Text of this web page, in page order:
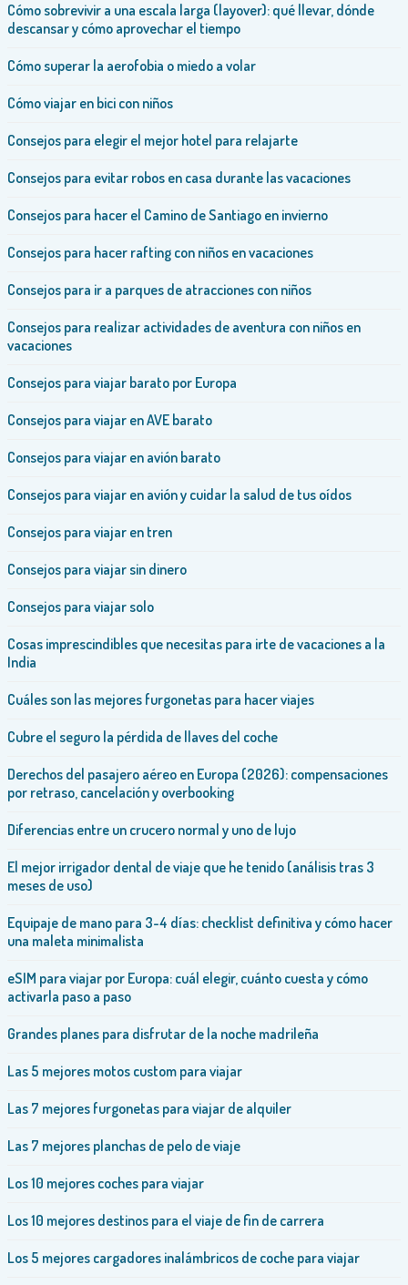
Cómo sobrevivir a una escala larga (layover): qué llevar, dónde
descansar y cómo aprovechar el tiempo
Cómo superar la aerofobia o miedo a volar
Cómo viajar en bici con niños
Consejos para elegir el mejor hotel para relajarte
Consejos para evitar robos en casa durante las vacaciones
Consejos para hacer el Camino de Santiago en invierno
Consejos para hacer rafting con niños en vacaciones
Consejos para ir a parques de atracciones con niños
Consejos para realizar actividades de aventura con niños en
vacaciones
Consejos para viajar barato por Europa
Consejos para viajar en AVE barato
Consejos para viajar en avión barato
Consejos para viajar en avión y cuidar la salud de tus oídos
Consejos para viajar en tren
Consejos para viajar sin dinero
Consejos para viajar solo
Cosas imprescindibles que necesitas para irte de vacaciones a la
India
Cuáles son las mejores furgonetas para hacer viajes
Cubre el seguro la pérdida de llaves del coche
Derechos del pasajero aéreo en Europa (2026): compensaciones
por retraso, cancelación y overbooking
Diferencias entre un crucero normal y uno de lujo
El mejor irrigador dental de viaje que he tenido (análisis tras 3
meses de uso)
Equipaje de mano para 3-4 días: checklist definitiva y cómo hacer
una maleta minimalista
eSIM para viajar por Europa: cuál elegir, cuánto cuesta y cómo
activarla paso a paso
Grandes planes para disfrutar de la noche madrileña
Las 5 mejores motos custom para viajar
Las 7 mejores furgonetas para viajar de alquiler
Las 7 mejores planchas de pelo de viaje
Los 10 mejores coches para viajar
Los 10 mejores destinos para el viaje de fin de carrera
Los 5 mejores cargadores inalámbricos de coche para viajar